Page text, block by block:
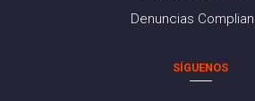
Denuncias
SÍGUENOS